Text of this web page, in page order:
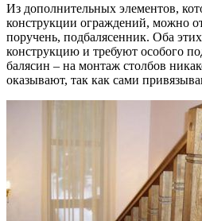
Из дополнительных элементов,
конструкции ограждений, можно
поручень, подбалясенник. Оба
конструкцию и требуют особого
балясин – на монтаж столбов
оказывают, так как сами